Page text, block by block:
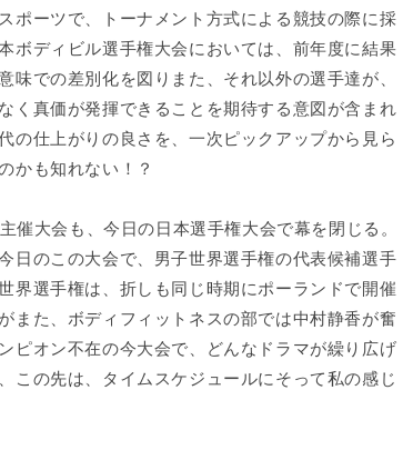
ポーツで、トーナメント方式による競技の際に採
ボディビル選手権大会においては、前年度に結果
味での差別化を図りまた、それ以外の選手達が、
く真価が発揮できることを期待する意図が含まれ
の仕上がりの良さを、一次ピックアップから見ら
かも知れない！？
催大会も、今日の日本選手権大会で幕を閉じる。
日のこの大会で、男子世界選手権の代表候補選手
界選手権は、折しも同じ時期にポーランドで開催
また、ボディフィットネスの部では中村静香が奮
ピオン不在の今大会で、どんなドラマが繰り広げ
この先は、タイムスケジュールにそって私の感じ